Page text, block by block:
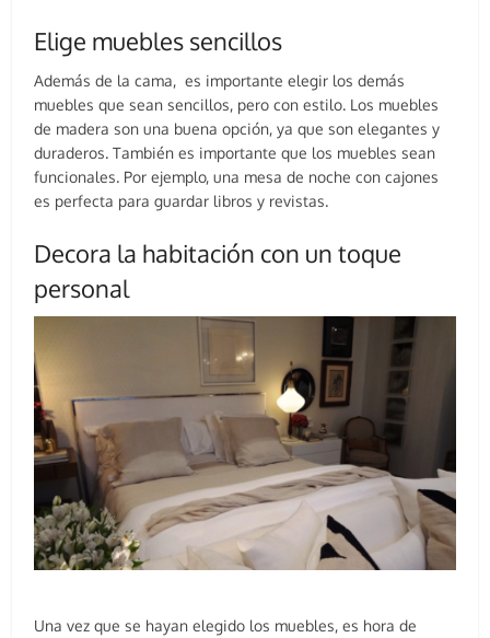
Elige muebles sencillos
Además de la cama, es importante elegir los demás
muebles que sean sencillos, pero con estilo. Los muebles
de madera son una buena opción, ya que son elegantes y
duraderos. También es importante que los muebles sean
funcionales. Por ejemplo, una mesa de noche con cajones
es perfecta para guardar libros y revistas.
Decora la habitación con un toque
personal
Una vez que se hayan elegido los muebles, es hora de